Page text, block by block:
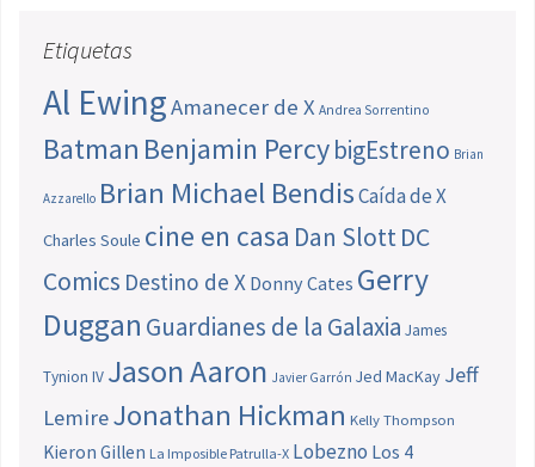
Etiquetas
Al EwingAmanecer de X Andrea Sorrentino
Batman Benjamin PercybigEstreno Brian
Azzarello Brian Michael BendisCaída de X
Charles Soule cine en casa Dan SlottDC
Comics Destino de X Donny Cates Gerry
Duggan Guardianes de la Galaxia James
Tynion IV Jason Aaron Javier Garrón Jed MacKay Jeff
LemireJonathan Hickman Kelly Thompson
Kieron Gillen La Imposible Patrulla-X Lobezno Los 4